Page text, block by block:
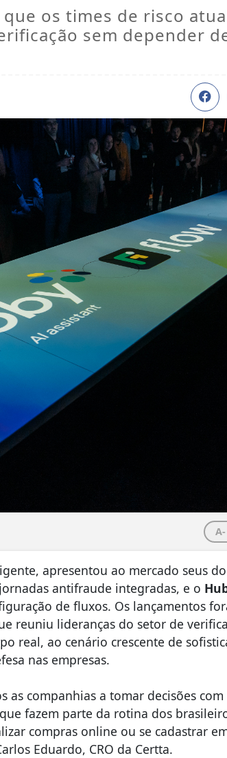
os times de risco
sem depender
A-
apresentou ao mercado seus
antifraude integradas, e o
de fluxos. Os lançamentos
reuniu lideranças do setor de
real, ao cenário crescente de
nas empresas.
as companhias a tomar decisões
fazem parte da rotina dos
compras online ou se cadastrar
Eduardo, CRO da Certta.